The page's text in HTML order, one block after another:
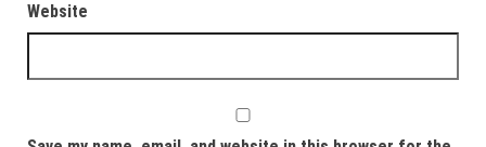
Website